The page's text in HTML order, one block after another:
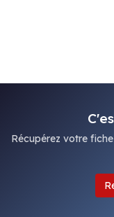
Récupérez votre